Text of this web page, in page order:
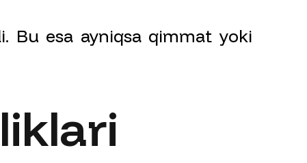
Bu esa ayniqsa qimmat yoki